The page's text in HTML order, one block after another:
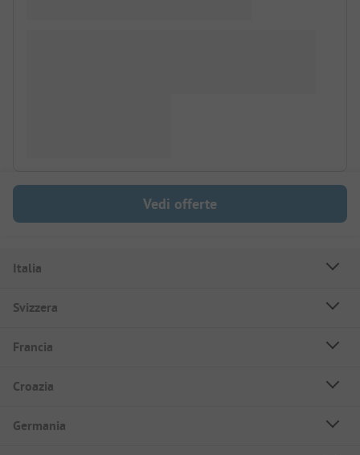
Vedi offerte
Italia
Svizzera
Francia
Croazia
Germania